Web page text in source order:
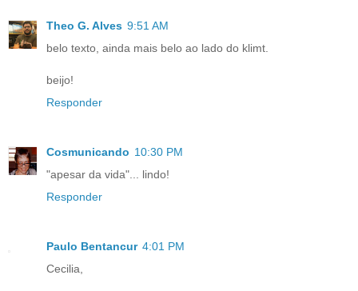
Theo G. Alves 9:51 AM
belo texto, ainda mais belo ao lado do klimt.
beijo!
Responder
Cosmunicando 10:30 PM
"apesar da vida"... lindo!
Responder
Paulo Bentancur 4:01 PM
Cecilia,